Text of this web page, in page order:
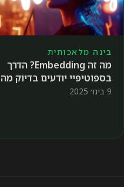
בינה מלאכותית
מה זה Embedding? הדרך
בספוטיפיי יודעים בדיוק מה
השיר הבא שתאהבו 🎤
9 בינו׳ 2025